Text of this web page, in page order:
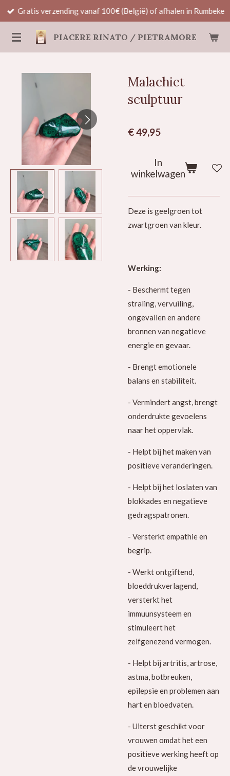
Ga
naar
de
PIACERE RINATO / PIETRAMORE
Gratis verzending vanaf 100€ (België) of afhalen in Rumbeke
Malachiet
sculptuur
€ 49,95
In
winkelwagen
Deze is geelgroen tot
zwartgroen van kleur.
Werking:
- Beschermt tegen
straling, vervuiling,
ongevallen en andere
bronnen van negatieve
energie en gevaar.
- Brengt emotionele
balans en stabiliteit.
- Vermindert angst, brengt
onderdrukte gevoelens
naar het oppervlak.
- Helpt bij het maken van
positieve veranderingen.
- Helpt bij het loslaten van
blokkades en negatieve
gedragspatronen.
- Versterkt empathie en
begrip.
- Werkt ontgiftend,
bloeddrukverlagend,
versterkt het
immuunsysteem en
stimuleert het
zelfgenezend vermogen.
- Helpt bij artritis, artrose,
astma, botbreuken,
epilepsie en problemen aan
hart en bloedvaten.
- Uiterst geschikt voor
vrouwen omdat het een
positieve werking heeft op
de vrouwelijke